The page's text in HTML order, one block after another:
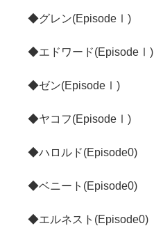
◆グレン(EpisodeⅠ)
◆エドワード(EpisodeⅠ)
◆ゼン(EpisodeⅠ)
◆ヤコフ(EpisodeⅠ)
◆ハロルド(Episode0)
◆ベニート(Episode0)
◆エルネスト(Episode0)